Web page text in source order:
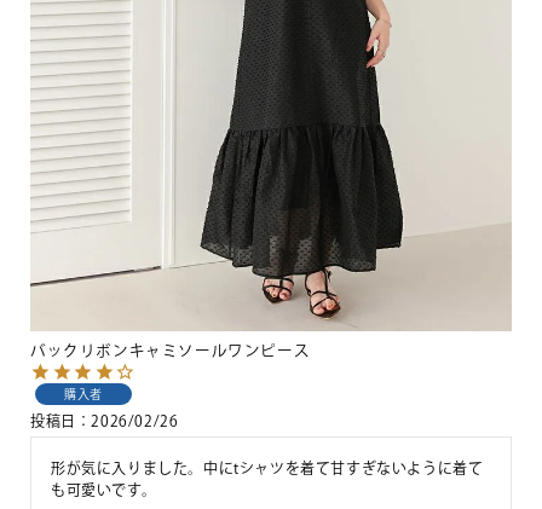
バックリボンキャミソールワンピース
購入者
投稿日 2026/02/26
形が気に入りました。中にtシャツを着て甘すぎないように着て